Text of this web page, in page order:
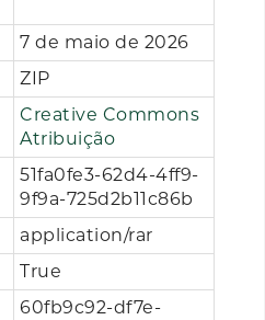
7 de maio de 2026
ZIP
Creative Commons
Atribuição
51fa0fe3-62d4-4ff9-
9f9a-725d2b11c86b
application/rar
True
60fb9c92-df7e-